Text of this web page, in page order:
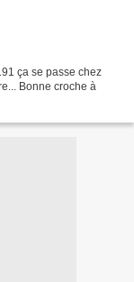
ça se passe chez
Bonne croche à